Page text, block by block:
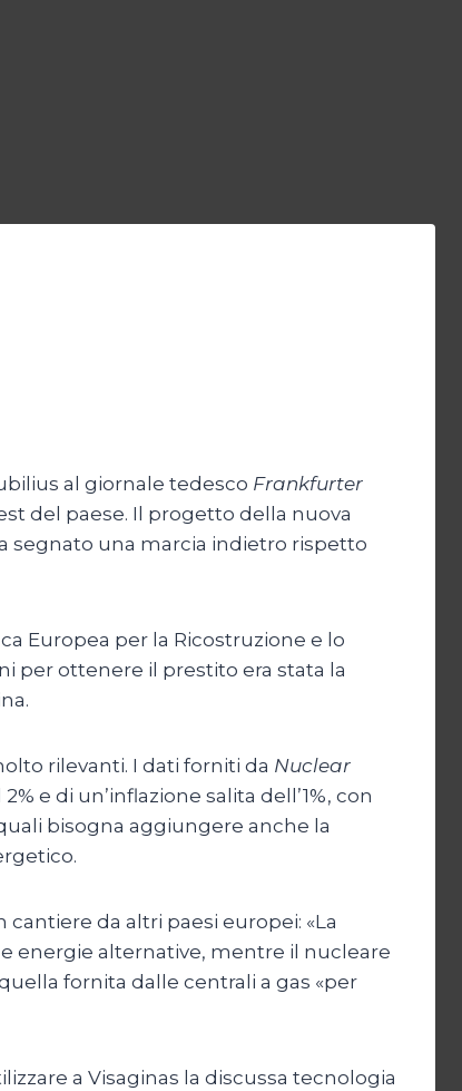
al giornale tedesco Frankfurter
del paese. Il progetto della nuova
segnato una marcia indietro rispetto
Europea per la Ricostruzione e lo
per ottenere il prestito era stata la
rilevanti. I dati forniti da Nuclear
e di un’inflazione salita dell’1%, con
bisogna aggiungere anche la
da altri paesi europei: «La
energie alternative, mentre il nucleare
fornita dalle centrali a gas «per
a Visaginas la discussa tecnologia